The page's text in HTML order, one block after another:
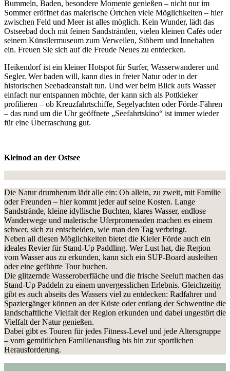
Bummeln, Baden, besondere Momente genießen – nicht nur im
Sommer eröffnet das malerische Örtchen viele Möglichkeiten – hier
zwischen Feld und Meer ist alles möglich. Kein Wunder, lädt das
Ostseebad doch mit feinen Sandstränden, vielen kleinen Cafés oder
seinem Künstlermuseum zum Verweilen, Stöbern und Innehalten
ein. Freuen Sie sich auf die Freude Neues zu entdecken.
Heikendorf ist ein kleiner Hotspot für Surfer, Wasserwanderer und
Segler. Wer baden will, kann dies in freier Natur oder in der
historischen Seebadeanstalt tun. Und wer beim Blick aufs Wasser
einfach nur entspannen möchte, der kann sich als Pottkieker
profilieren – ob Kreuzfahrtschiffe, Segelyachten oder Förde-Fähren
– das rund um die Uhr geöffnete „Seefahrtskino“ ist immer wieder
für eine Überraschung gut.
Kleinod an der Ostsee
Die Natur drumherum lädt alle ein: Ob allein, zu zweit, mit Familie
oder Freunden – hier kommt jeder auf seine Kosten. Lange
Sandstrände, kleine idyllische Buchten, klares Wasser, endlose
Wanderwege und malerische Uferpromenaden machen es einem
schwer, sich zu entscheiden, wie man den Tag verbringt.
Neben all diesen Möglichkeiten bietet die Kieler Förde auch ein
ideales Revier für Stand-Up Paddling. Wer Lust hat, die Region
vom Wasser aus zu erkunden, kann sich ein SUP-Board ausleihen
oder eine geführte Tour buchen.
Die glitzernde Wasseroberfläche und die frische Seeluft machen das
Stand-Up Paddeln zu einem unvergesslichen Erlebnis. Gleichzeitig
gibt es auch abseits des Wassers viel zu entdecken: Radfahrer und
Spaziergänger können an der Küste oder entlang der Schwentine die
landschaftliche Vielfalt der Region erkunden und dabei ungestört die
Vielfalt der Natur genießen.
Dabei gibt es Touren für jedes Fitness-Level und jede Altersgruppe
– vom gemütlichen Familienausflug bis hin zur sportlichen
Herausforderung.